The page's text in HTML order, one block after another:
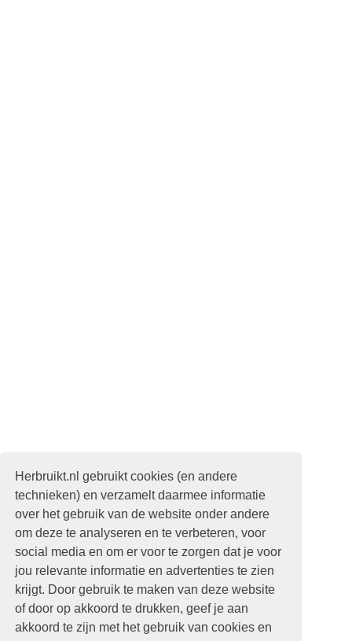
Herbruikt.nl gebruikt cookies (en andere
technieken) en verzamelt daarmee informatie
over het gebruik van de website onder andere
om deze te analyseren en te verbeteren, voor
social media en om er voor te zorgen dat je voor
jou relevante informatie en advertenties te zien
krijgt. Door gebruik te maken van deze website
of door op akkoord te drukken, geef je aan
akkoord te zijn met het gebruik van cookies en